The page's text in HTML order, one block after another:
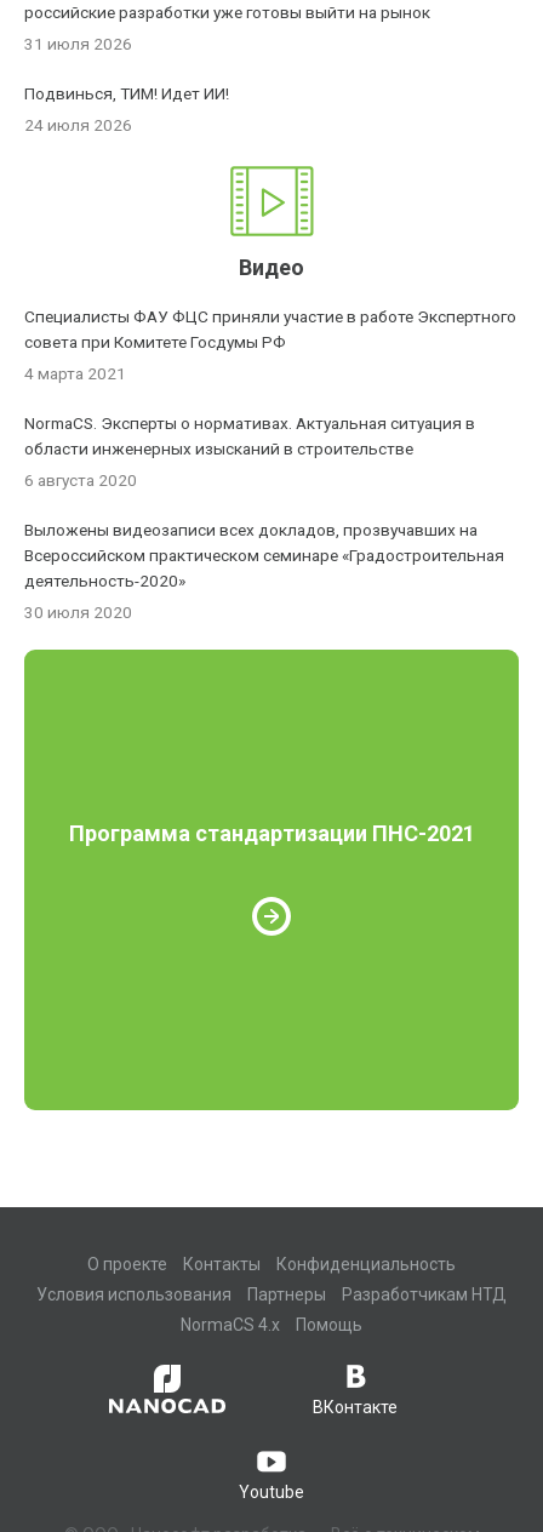
российские разработки уже готовы выйти на рынок
31 июля 2026
Подвинься, ТИМ! Идет ИИ!
24 июля 2026
Видео
Специалисты ФАУ ФЦС приняли участие в работе Экспертного
совета при Комитете Госдумы РФ
4 марта 2021
NormaCS. Эксперты о нормативах. Актуальная ситуация в
области инженерных изысканий в строительстве
6 августа 2020
Выложены видеозаписи всех докладов, прозвучавших на
Всероссийском практическом семинаре «Градостроительная
деятельность-2020»
30 июля 2020
Программа стандартизации ПНС-2021
О проекте Контакты
Конфиденциальность
Условия использования
Партнеры
Разработчикам НТД
NormaCS 4.x
Помощь
ВКонтакте
Youtube